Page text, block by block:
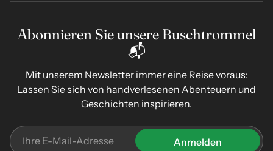
Abonnieren Sie unsere Buschtrommel
📬
Mit unserem Newsletter immer eine Reise voraus:
Lassen Sie sich von handverlesenen Abenteuern und
Geschichten inspirieren.